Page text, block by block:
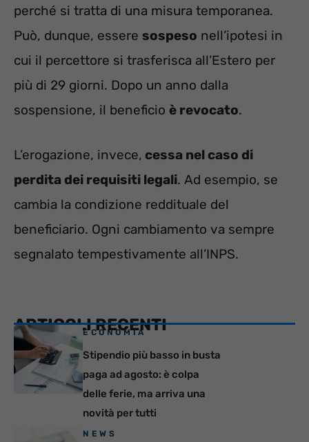
perché si tratta di una misura temporanea.
Può, dunque, essere sospeso nell’ipotesi in
cui il percettore si trasferisca all’Estero per
più di 29 giorni. Dopo un anno dalla
sospensione, il beneficio è revocato.
L’erogazione, invece, cessa nel caso di
perdita dei requisiti legali. Ad esempio, se
cambia la condizione reddituale del
beneficiario. Ogni cambiamento va sempre
segnalato tempestivamente all’INPS.
ARTICOLI RECENTI
ECONOMIA
Stipendio più basso in busta
paga ad agosto: è colpa
delle ferie, ma arriva una
novità per tutti
NEWS